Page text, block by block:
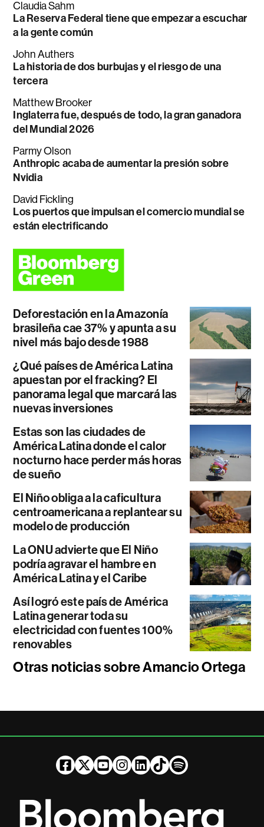
Claudia Sahm
La Reserva Federal tiene que empezar a escuchar
a la gente común
John Authers
La historia de dos burbujas y el riesgo de una
tercera
Matthew Brooker
Inglaterra fue, después de todo, la gran ganadora
del Mundial 2026
Parmy Olson
Anthropic acaba de aumentar la presión sobre
Nvidia
David Fickling
Los puertos que impulsan el comercio mundial se
están electrificando
Deforestación en la Amazonía
brasileña cae 37% y apunta a su
nivel más bajo desde 1988
¿Qué países de América Latina
apuestan por el fracking? El
panorama legal que marcará las
nuevas inversiones
Estas son las ciudades de
América Latina donde el calor
nocturno hace perder más horas
de sueño
El Niño obliga a la caficultura
centroamericana a replantear su
modelo de producción
La ONU advierte que El Niño
podría agravar el hambre en
América Latina y el Caribe
Así logró este país de América
Latina generar toda su
electricidad con fuentes 100%
renovables
Otras noticias sobre Amancio Ortega